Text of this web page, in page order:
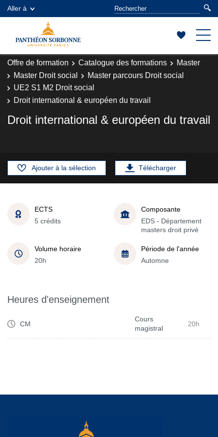
Aller à
Offre de formation Catalogue des formations
Master
Master Droit social
Master parcours Droit social
UE2 S1 M2 Droit social
Droit international & européen du travail
Droit international & européen du travail
Ajouter à la sélection Télécharger
ECTS
5 crédits
Composante
EDS - Département
masters droit privé
Volume horaire
20h
Période de l'année
Automne
Heures d'enseignement
CM
Cours
magistral
20h